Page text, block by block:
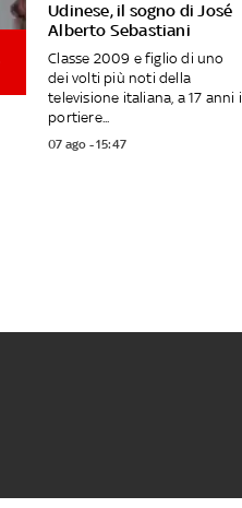
Udinese, il sogno di José
Alberto Sebastiani
Classe 2009 e figlio di uno
dei volti più noti della
televisione italiana, a 17 anni il
portiere...
07 ago - 15:47